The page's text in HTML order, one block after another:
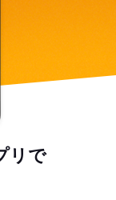
リで